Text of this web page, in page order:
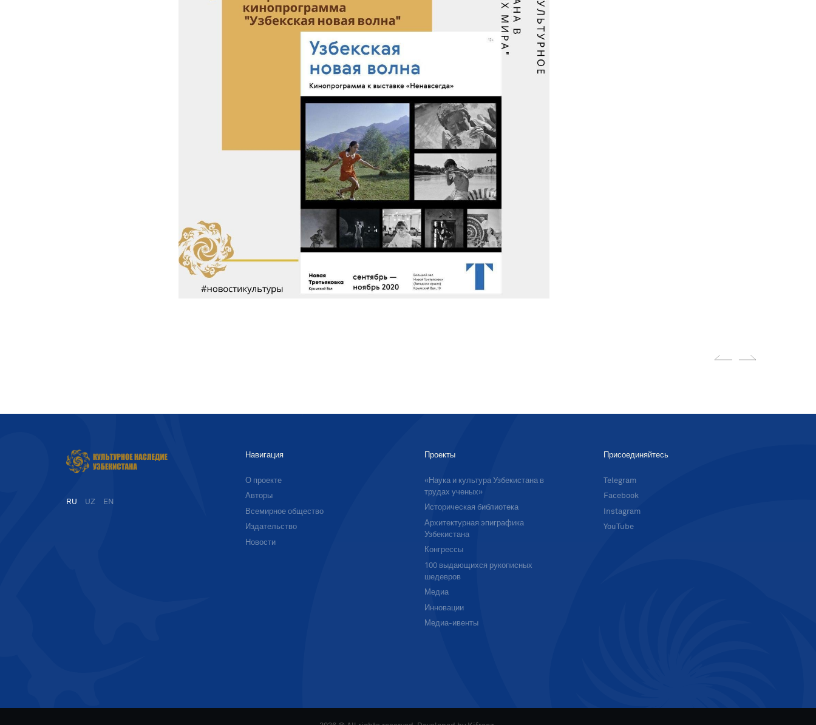
RU UZ EN
Навигация
О проекте
Авторы
Всемирное общество
Издательство
Новости
Проекты
«Наука и культура Узбекистана в
трудах ученых»
Историческая библиотека
Архитектурная эпиграфика
Узбекистана
Конгрессы
100 выдающихся рукописных
шедевров
Медиа
Инновации
Медиа-ивенты
Присоединяйтесь
Telegram
Facebook
Instagram
YouTube